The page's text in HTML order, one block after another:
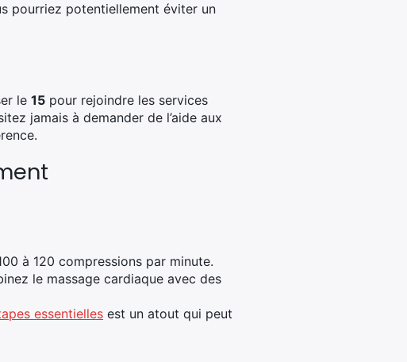
pourriez potentiellement éviter un
le 15 pour rejoindre les services
jamais à demander de l’aide aux
à 120 compressions par minute.
le massage cardiaque avec des
essentielles est un atout qui peut